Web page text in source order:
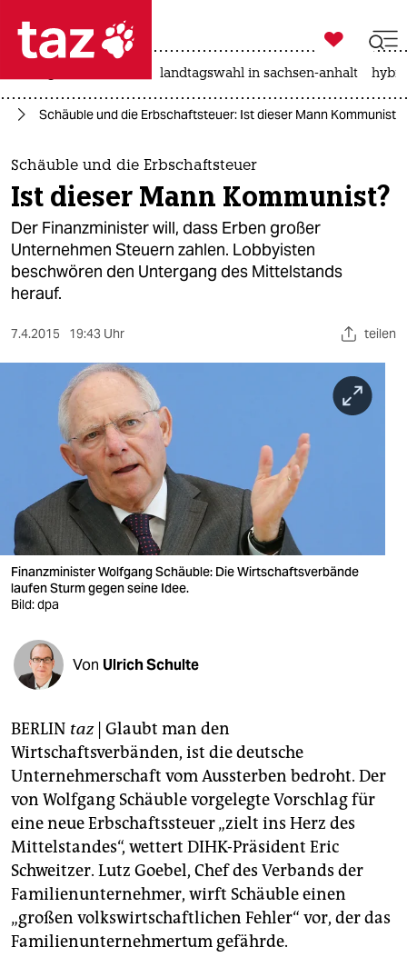
 taz zahl ich
taz zahl ich
themen
politik
öko
gesellschaft
kultur
sport
wahrheit
verlag
verlag
veranstaltungen
shop
fragen & hilfe
abo
genossenschaft
epaper login

taz zahl ich
landtagswahl in sachsen-anhalt
Schäuble und die Erbschaftsteuer: Ist dieser Mann Kommunist?
Schäuble und die Erbschaftsteuer
Ist dieser Mann Kommunist?
Der Finanzminister will, dass Erben großer
Unternehmen Steuern zahlen. Lobbyisten
beschwören den Untergang des Mittelstands
herauf.
7.4.2015 19:43 Uhr teilen
Finanzminister Wolfgang Schäuble: Die Wirtschaftsverbände
laufen Sturm gegen seine Idee.
Bild: dpa
Von Ulrich Schulte
BERLIN taz| Glaubt man den
Wirtschaftsverbänden, ist die deutsche
Unternehmerschaft vom Aussterben bedroht. Der
von Wolfgang Schäuble vorgelegte Vorschlag für
eine neue Erbschaftssteuer „zielt ins Herz des
Mittelstandes“, wettert DIHK-Präsident Eric
Schweitzer. Lutz Goebel, Chef des Verbands der
Familienunternehmer, wirft Schäuble einen
„großen volkswirtschaftlichen Fehler“ vor, der das
Familienunternehmertum gefährde.